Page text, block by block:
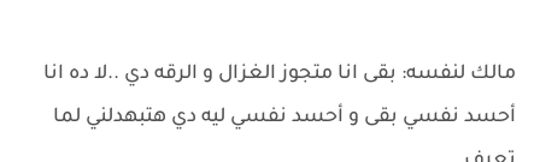
مالك لنفسه: بقى انا متجوز الغزال و الرقه دي ..لا ده انا
أحسد نفسي بقى و أحسد نفسي ليه دي هتبهدلني لما